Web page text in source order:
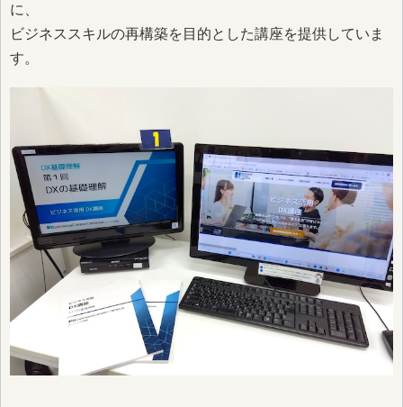
に、
ビジネススキルの再構築を目的とした講座を提供していま
す。